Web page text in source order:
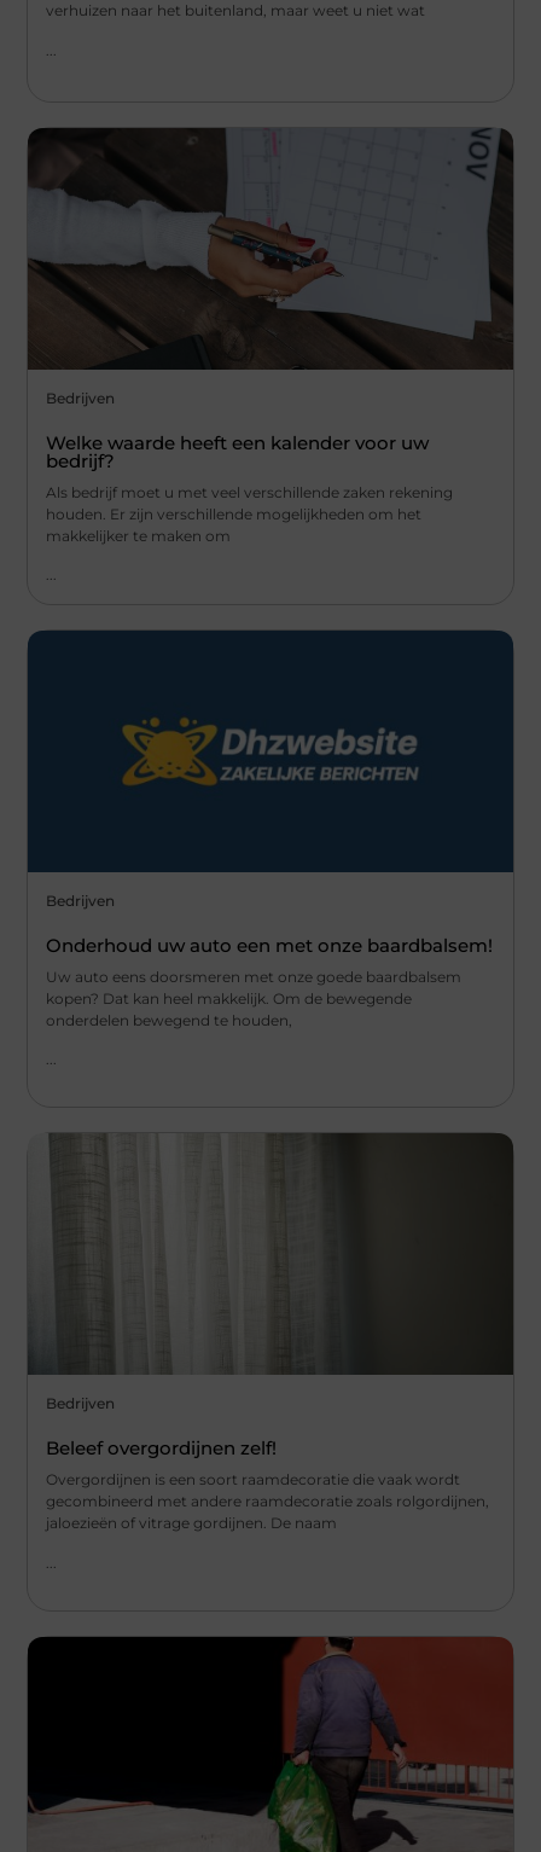
verhuizen naar het buitenland, maar weet u niet wat
Bedrijven
Welke waarde heeft een kalender voor uw
bedrijf?
Als bedrijf moet u met veel verschillende zaken rekening
houden. Er zijn verschillende mogelijkheden om het
makkelijker te maken om
Bedrijven
Onderhoud uw auto een met onze baardbalsem!
Uw auto eens doorsmeren met onze goede baardbalsem
kopen? Dat kan heel makkelijk. Om de bewegende
onderdelen bewegend te houden,
...
Bedrijven
Beleef overgordijnen zelf!
Overgordijnen is een soort raamdecoratie die vaak wordt
gecombineerd met andere raamdecoratie zoals rolgordijnen,
jaloezieën of vitrage gordijnen. De naam